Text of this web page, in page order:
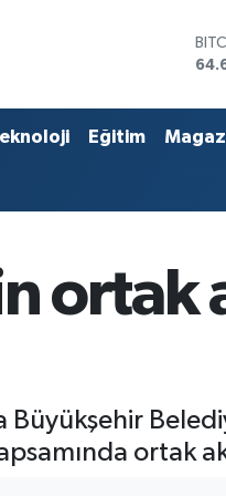
Eğitim
ortak
Büyükşehir
ortak